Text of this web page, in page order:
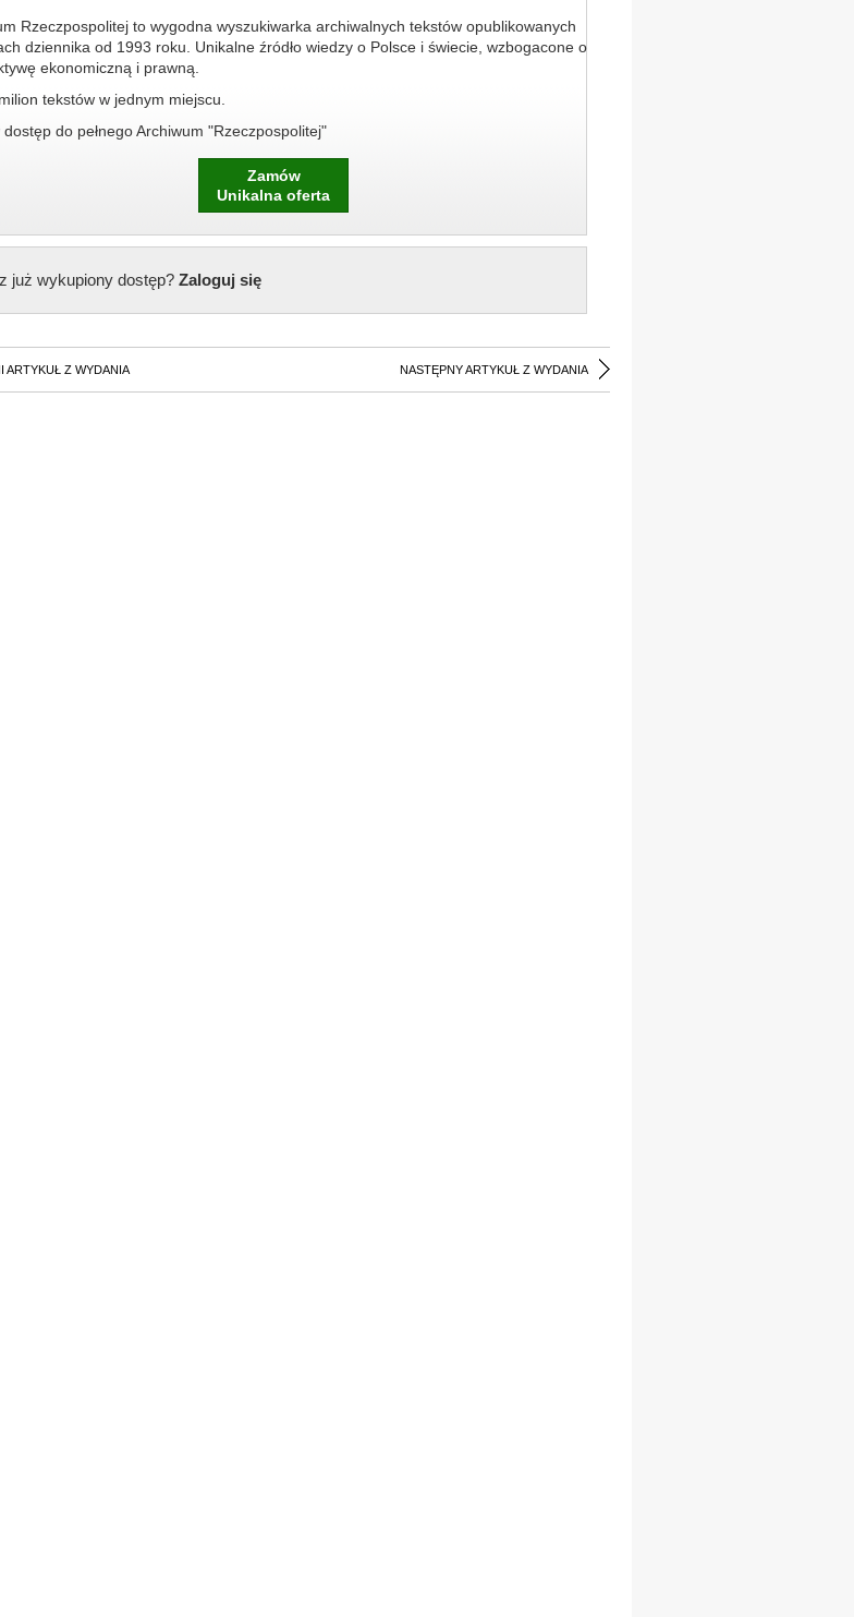
Rzeczpospolitej to wygodna wyszukiwarka archiwalnych tekstów opublikowanych
dziennika od 1993 roku. Unikalne źródło wiedzy o Polsce i świecie, wzbogacone o
ekonomiczną i prawną.
tekstów w jednym miejscu.
do pełnego Archiwum "Rzeczpospolitej"
Zamów
Unikalna oferta
już wykupiony dostęp?Zaloguj się
ARTYKUŁ Z WYDANIA NASTĘPNY ARTYKUŁ Z WYDANIA